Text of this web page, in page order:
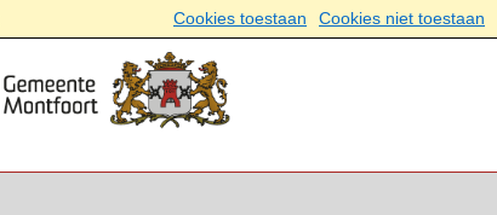
Cookies toestaan Cookies niet toestaan